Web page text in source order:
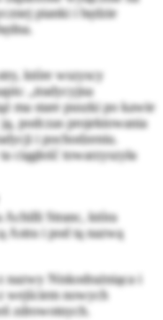
pianki i będzie
które wszyscy
„tradycyjna
ma stare puszki po kawie
podczas projektowania
i pochodzeniu.
ciągłość towarzyszyła
Achilli Stranc, która
Astra i pod tą nazwą
nazwy Niskodrażniąca i
wejściem nowych
zdrowotnych.